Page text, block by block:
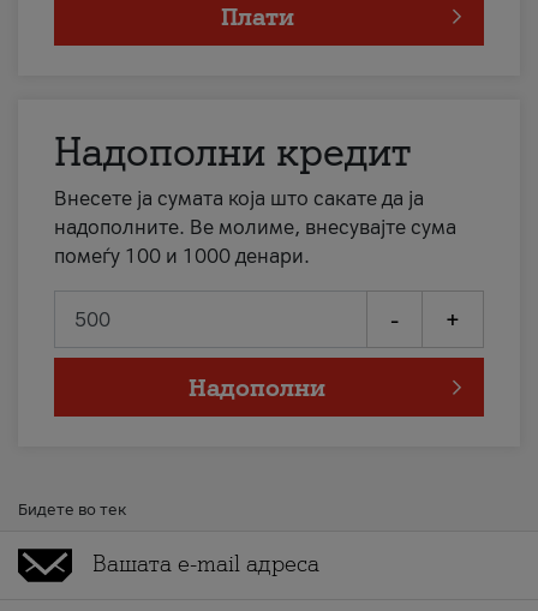
Плати
Надополни кредит
Внесете ја сумата која што сакате да ја
надополните. Ве молиме, внесувајте сума
помеѓу 100 и 1000 денари.
- +
Надополни
Бидете во тек